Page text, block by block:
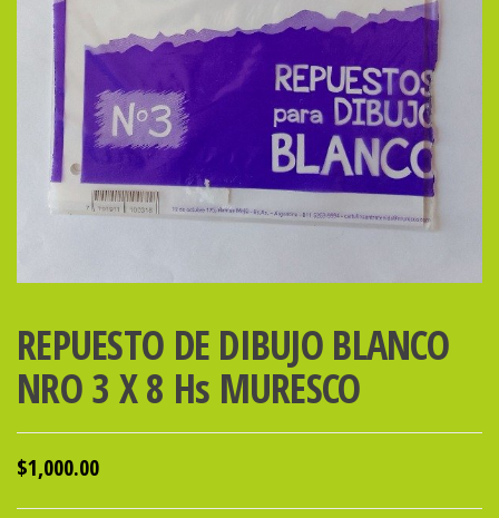
REPUESTO DE DIBUJO BLANCO
NRO 3 X 8 Hs MURESCO
$1,000.00